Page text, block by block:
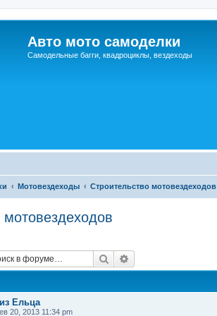
Авто мото самоделки
Самодельные багги, квадроциклы, вездеходы
Мотовездеходы Строительство мотовездеходов
мотовездеходов
Поиск
Ельца
20, 2013 11:34 pm